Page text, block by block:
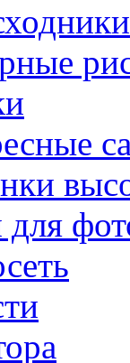
для